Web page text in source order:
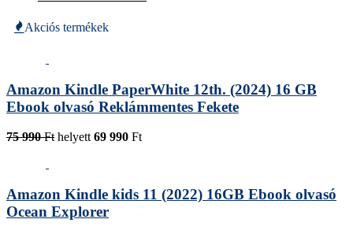
Akciós termékek
Amazon Kindle PaperWhite 12th. (2024) 16 GB
Ebook olvasó Reklámmentes Fekete
75 990 Ft helyett 69 990 Ft
Amazon Kindle kids 11 (2022) 16GB Ebook olvasó
Ocean Explorer